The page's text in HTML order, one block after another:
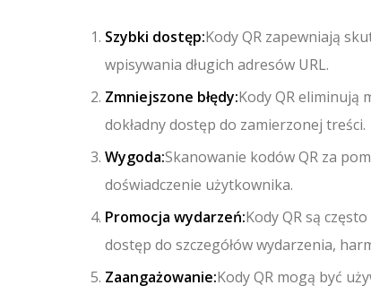
Szybki dostęp:Kody QR zapewniają
wpisywania długich adresów URL.
Zmniejszone błędy:Kody QR eliminują
dokładny dostęp do zamierzonej treści.
Wygoda:Skanowanie kodów QR za
doświadczenie użytkownika.
Promocja wydarzeń:Kody QR są
dostęp do szczegółów wydarzenia,
Zaangażowanie:Kody QR mogą być